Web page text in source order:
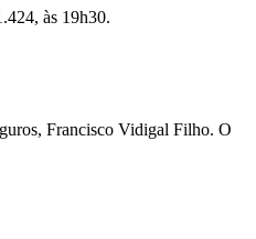
às 19h30.
Francisco Vidigal Filho. O